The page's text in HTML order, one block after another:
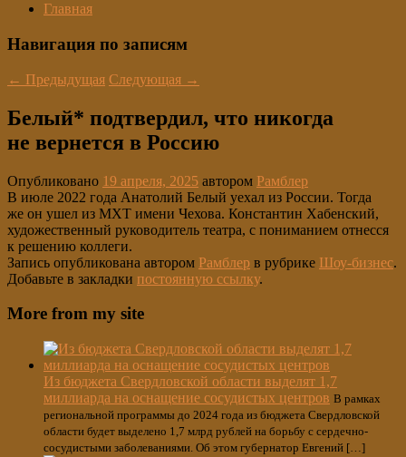
Главная
Навигация по записям
← Предыдущая Следующая →
Белый* подтвердил, что никогда
не вернется в Россию
Опубликовано 19 апреля, 2025 автором Рамблер
В июле 2022 года Анатолий Белый уехал из России. Тогда
же он ушел из МХТ имени Чехова. Константин Хабенский,
художественный руководитель театра, с пониманием отнесся
к решению коллеги.
Запись опубликована автором Рамблер в рубрике Шоу-бизнес.
Добавьте в закладки постоянную ссылку.
More from my site
Из бюджета Свердловской области выделят 1,7
миллиарда на оснащение сосудистых центров В рамках
региональной программы до 2024 года из бюджета Свердловской
области будет выделено 1,7 млрд рублей на борьбу с сердечно-
сосудистыми заболеваниями. Об этом губернатор Евгений […]